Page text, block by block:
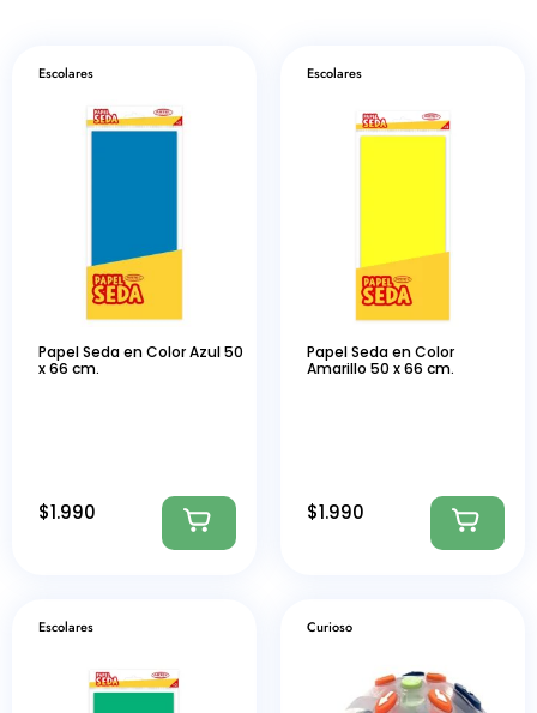
Escolares
Papel Seda en Color Azul 50
x 66 cm.
$1.990
Escolares
Papel Seda en Color
Amarillo 50 x 66 cm.
$1.990
Escolares Curioso